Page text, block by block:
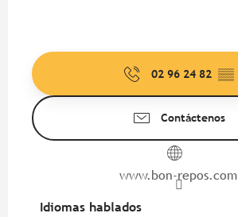
02 96 24 82 ▒▒
Contáctenos
www.bon-repos.com
Idiomas hablados
Idiomas hablados